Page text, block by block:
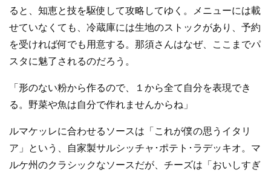
ると、知恵と技を駆使して攻略してゆく。メニューには載
せていなくても、冷蔵庫には生地のストックがあり、予約
を受ければ何でも用意する。那須さんはなぜ、ここまでパ
スタに魅了されるのだろう。
「形のない粉から作るので、１から全て自分を表現でき
る。野菜や魚は自分で作れませんからね」
ルマケッレに合わせるソースは「これが僕の思うイタリ
ア」という、自家製サルシッチャ･ポテト･ラデッキオ。マ
ルケ州のクラシックなソースだが、チーズは「おいしすぎ